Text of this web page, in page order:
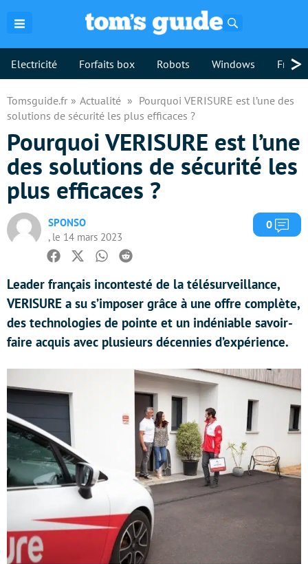
Electricité Forfaits box Robots Windows >
Tomsguide.fr Actualité
Pourquoi VERISURE est l’une des
solutions de sécurité les plus efficaces ?
Pourquoi VERISURE est l’une
des solutions de sécurité les
plus efficaces ?
SPONSO
, le 14 mars 2023
0
Facebook
TwitterWhatsapp
Reddit
Leader français incontesté de la télésurveillance,
VERISURE a su s’imposer grâce à une offre complète,
des technologies de pointe et un indéniable savoir-
faire acquis avec plusieurs décennies d’expérience.